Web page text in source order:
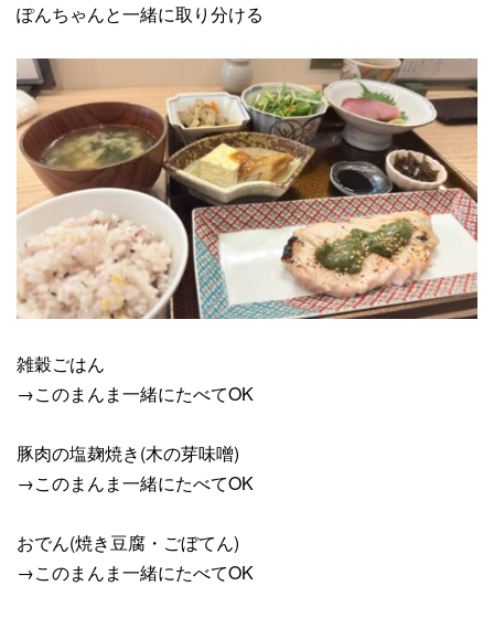
ぽんちゃんと一緒に取り分ける
雑穀ごはん
→このまんま一緒にたべてOK
豚肉の塩麹焼き(木の芽味噌)
→このまんま一緒にたべてOK
おでん(焼き豆腐・ごぼてん)
→このまんま一緒にたべてOK